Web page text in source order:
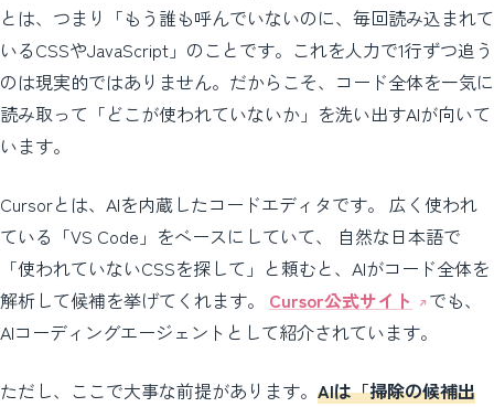
とは、つまり「もう誰も呼んでいないのに、毎回読み込まれて
いるCSSやJavaScript」のことです。これを人力で1行ずつ追う
のは現実的ではありません。だからこそ、コード全体を一気に
読み取って「どこが使われていないか」を洗い出すAIが向いて
います。
Cursorとは、AIを内蔵したコードエディタです。 広く使われ
ている「VS Code」をベースにしていて、 自然な日本語で
「使われていないCSSを探して」と頼むと、AIがコード全体を
解析して候補を挙げてくれます。 Cursor公式サイト
でも、
AIコーディングエージェントとして紹介されています。
ただし、ここで大事な前提があります。 AIは「掃除の候補出